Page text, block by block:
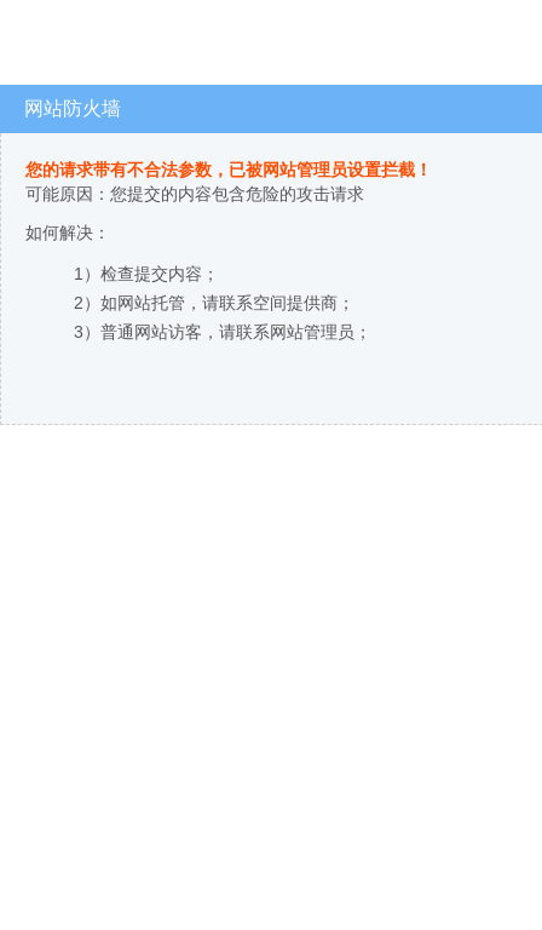
网站防火墙
您的请求带有不合法参数，已被网站管理员设置拦截！
可能原因：您提交的内容包含危险的攻击请求
如何解决：
1）检查提交内容；
2）如网站托管，请联系空间提供商；
3）普通网站访客，请联系网站管理员；